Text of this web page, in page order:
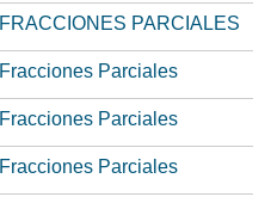
FRACCIONES PARCIALES
Fracciones Parciales
Fracciones Parciales
Fracciones Parciales